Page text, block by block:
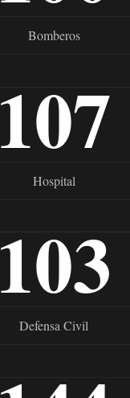
Bomberos
107
Hospital
103
Defensa Civil